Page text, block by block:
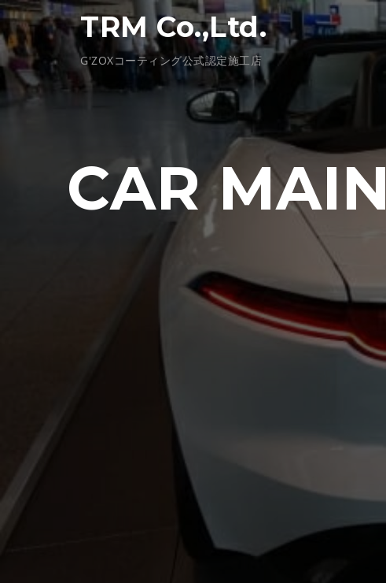
コ
テ
ン
TRM Co.,Ltd.
G'ZOXコーティング公式認定施工店
CAR